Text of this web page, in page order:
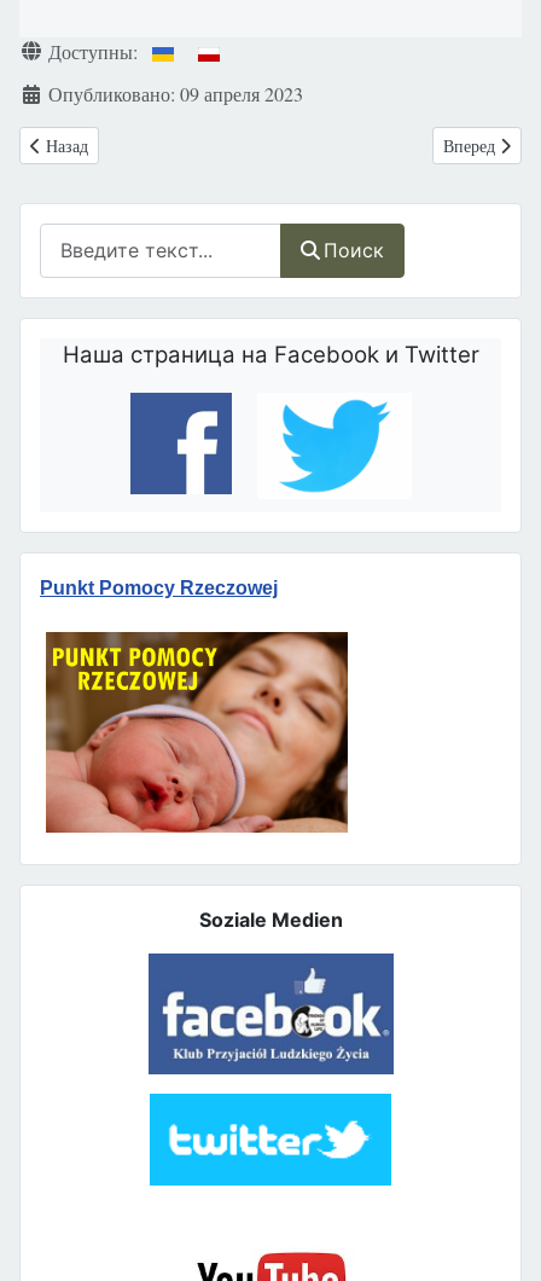
Поиск
Наша страница на Facebook и Twitter
Punkt Pomocy Rzeczowej
Soziale Medien
Информация о материале
Доступны:
Опубликовано: 09 апреля 2023
Предыдущий: Испания: Конституционный суд отклонил жалобу на
Назад Следующий:
Вперед